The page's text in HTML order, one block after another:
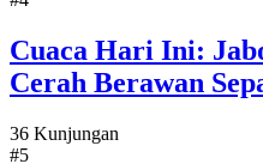
Cuaca Hari Ini:
Cerah Berawan
36 Kunjungan
#5